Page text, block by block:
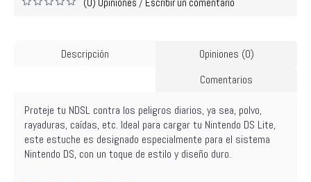
/
Descripción
Opiniones (0)
Comentarios
Proteje tu NDSL contra los peligros diarios, ya sea, polvo,
rayaduras, caídas, etc. Ideal para cargar tu Nintendo DS Lite,
este estuche es designado especialmente para el sistema
Nintendo DS, con un toque de estilo y diseño duro.